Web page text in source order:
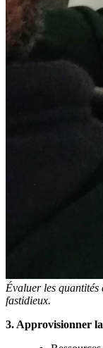
Évaluer les quantités
fastidieux.
3. Approvisionner